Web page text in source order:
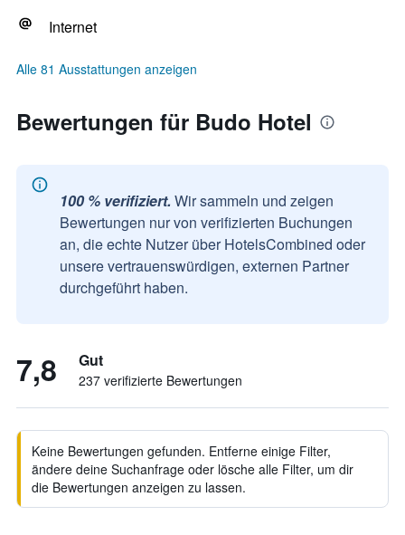
Internet
Alle 81 Ausstattungen anzeigen
Bewertungen für Budo Hotel
100 % verifiziert. Wir sammeln und zeigen
Bewertungen nur von verifizierten Buchungen
an, die echte Nutzer über HotelsCombined oder
unsere vertrauenswürdigen, externen Partner
durchgeführt haben.
7,8 Gut
237 verifizierte Bewertungen
Keine Bewertungen gefunden. Entferne einige Filter,
ändere deine Suchanfrage oder lösche alle Filter, um dir
die Bewertungen anzeigen zu lassen.